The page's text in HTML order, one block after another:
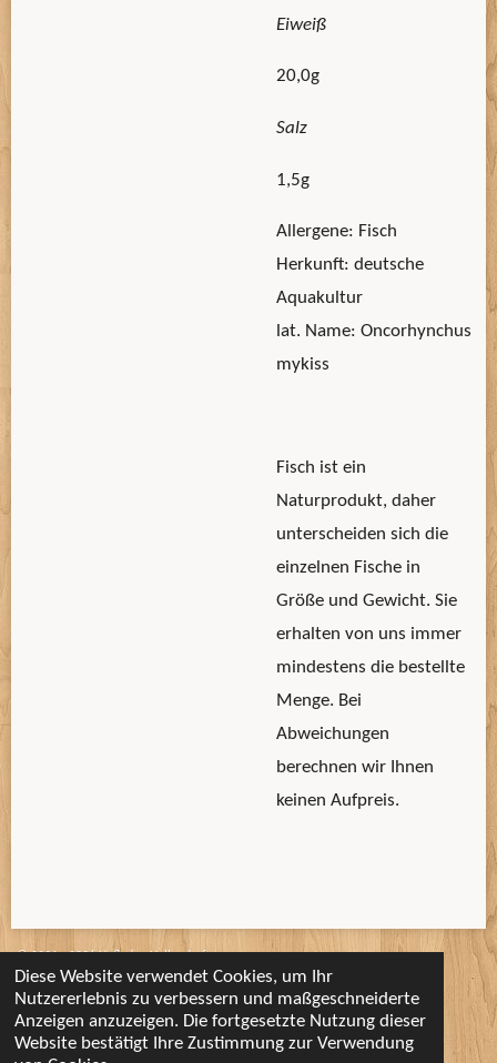
Diese Website verwendet Cookies, um Ihr
Nutzererlebnis zu verbessern und maßgeschneiderte
Anzeigen anzuzeigen. Die fortgesetzte Nutzung dieser
Website bestätigt Ihre Zustimmung zur Verwendung
Eiweiß
20,0g
Salz
1,5g
Allergene: Fisch
Herkunft: deutsche
Aquakultur
lat. Name: Oncorhynchus
mykiss
Fisch ist ein
Naturprodukt, daher
unterscheiden sich die
einzelnen Fische in
Größe und Gewicht. Sie
erhalten von uns immer
mindestens die bestellte
Menge. Bei
Abweichungen
berechnen wir Ihnen
keinen Aufpreis.
Mit Unterstützung vonWebador